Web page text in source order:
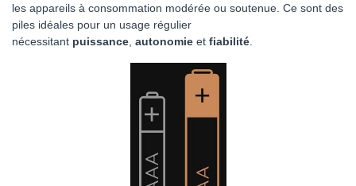
les appareils à consommation modérée ou soutenue. Ce sont des
piles idéales pour un usage régulier
nécessitant puissance autonomie et fiabilité